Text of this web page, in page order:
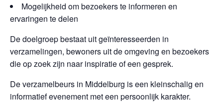
Mogelijkheid om bezoekers te informeren en
ervaringen te delen
De doelgroep bestaat uit geïnteresseerden in
verzamelingen, bewoners uit de omgeving en bezoekers
die op zoek zijn naar inspiratie of een gesprek.
De verzamelbeurs in Middelburg is een kleinschalig en
informatief evenement met een persoonlijk karakter.